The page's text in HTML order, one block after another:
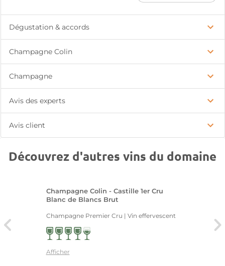
Dégustation & accords
Champagne Colin
Champagne
Avis des experts
Avis client
Découvrez d'autres vins du domaine
Champagne Colin - Castille 1er Cru
Blanc de Blancs Brut
Champagne Premier Cru | Vin effervescent
Afficher